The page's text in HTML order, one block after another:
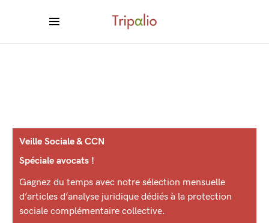
Veille Sociale & CCN
Spéciale avocats !
Gagnez du temps avec notre sélection mensuelle
d’articles d’analyse juridique dédiés à la protection
sociale complémentaire collective.